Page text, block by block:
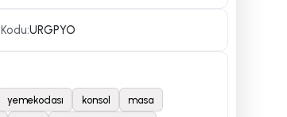
URGPYO
yemekodası konsol masa